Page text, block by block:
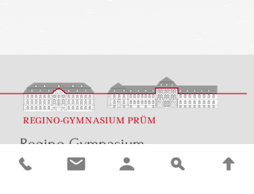
Regino-Gymnasium
Im Eulenrech 7b